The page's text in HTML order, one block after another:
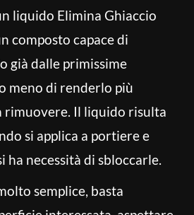
liquido Elimina Ghiaccio
composto capace di
già dalle primissime
meno di renderlo più
rimuovere. Il liquido risulta
si applica a portiere e
ha necessità di sbloccarle.
semplice, basta